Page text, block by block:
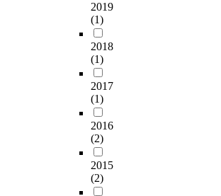
2019
(1)
2018
(1)
2017
(1)
2016
(2)
2015
(2)